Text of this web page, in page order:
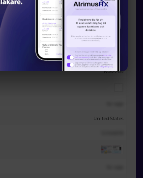
Amitriptyline hydrochloride 25mg 100 tabs
Amitriptyline
N06AA09
United States